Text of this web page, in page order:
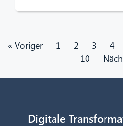
« Voriger 1 2 3 4
10
Digitale